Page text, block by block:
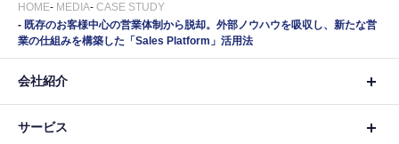
HOME MEDIA CASE STUDY
既存のお客様中心の営業体制から脱却。外部ノウハウを吸収し、新たな営
業の仕組みを構築した「Sales Platform」活用法
会社紹介
サービス